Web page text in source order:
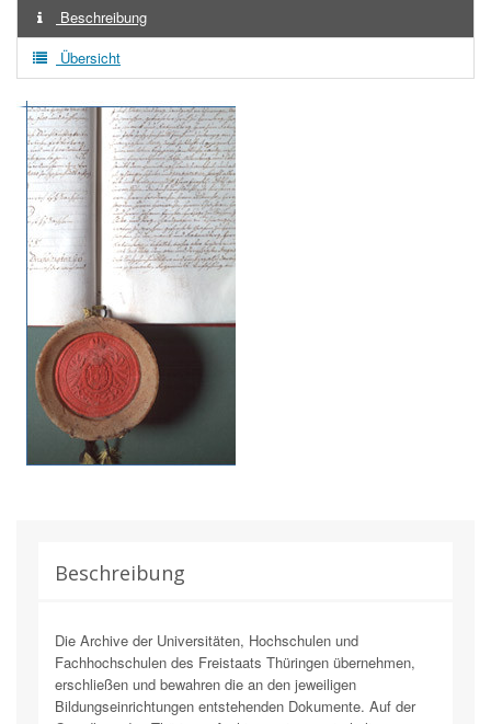
Beschreibung
Übersicht
Beschreibung
Die Archive der Universitäten, Hochschulen und
Fachhochschulen des Freistaats Thüringen übernehmen,
erschließen und bewahren die an den jeweiligen
Bildungseinrichtungen entstehenden Dokumente. Auf der